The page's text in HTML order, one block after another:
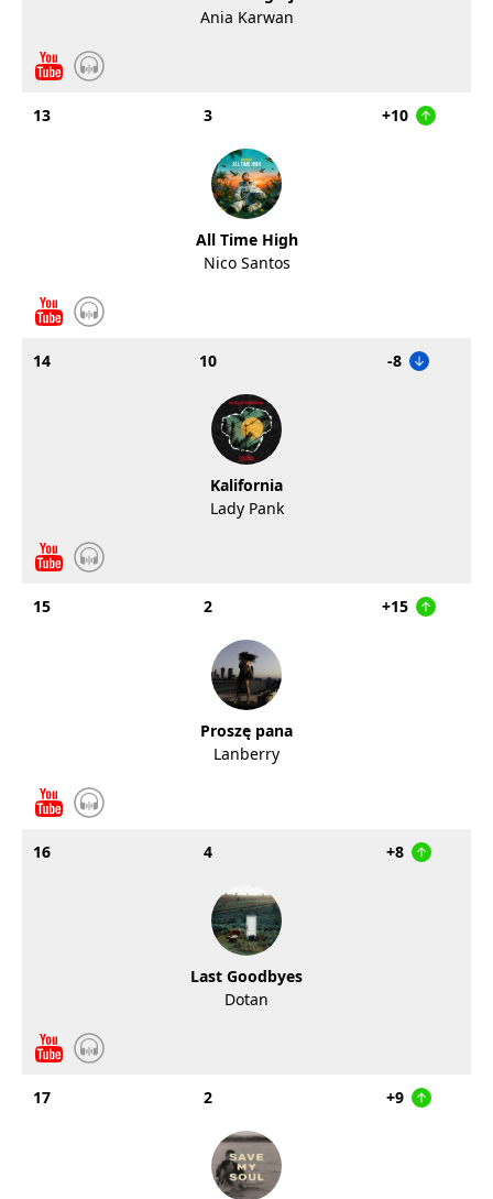
Ania Karwan
13 3 +10
All Time High
Nico Santos
14 10 -8
Kalifornia
Lady Pank
15 2 +15
Proszę pana
Lanberry
16 4 +8
Last Goodbyes
Dotan
17 2 +9